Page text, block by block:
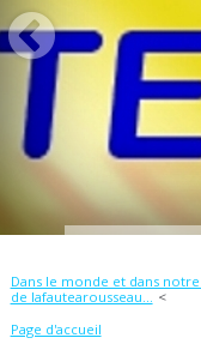
Dans le monde et dans
de lafautearousseau...
Page d'accueil